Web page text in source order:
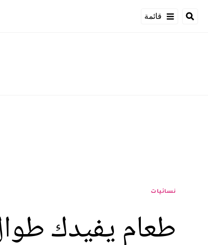
قائمة
نسائيات
طعام يفيدك